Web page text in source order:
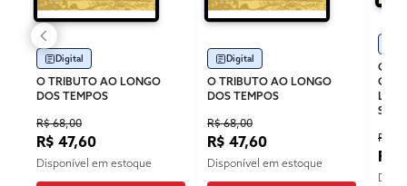
Digital
O TRIBUTO AO LONGO
DOS TEMPOS
R$ 68,00
R$ 47,60
Disponível em estoque
Digital
O TRIBUTO AO LONGO
DOS TEMPOS
R$ 68,00
R$ 47,60
Disponível em estoque
R$
R$